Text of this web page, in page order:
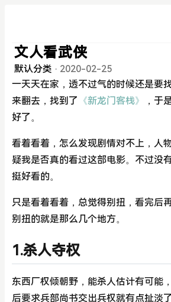
文人看武侠
默认分类 · 2020-02-25
一天天在家，透不过气的时候还是要
来翻去，找到了 《新龙门客栈》
，于
好了。
看着看着，怎么发现剧情对不上，人
疑我是否真的看过这部电影。不过没
挺好看的。
只是看着看着，总觉得别扭，看完后
别扭的就是那么几个地方。
1.杀人夺权
东西厂权倾朝野，能杀人估计有可能
后要求兵部尚书交出兵权就有点扯淡了